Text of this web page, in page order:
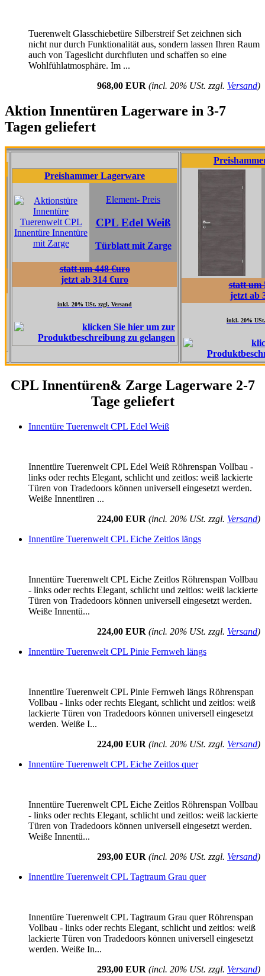
Tuerenwelt Glasschiebetüre Silberstreif Set zeichnen sich
nicht nur durch Funktionalität aus, sondern lassen Ihren Raum
auch von Tageslicht durchfluten und schaffen so eine
Wohlfühlatmosphäre. Im ...
968,00 EUR (incl. 20% USt. zzgl. Versand)
Aktion Innentüren Lagerware in 3-7
Tagen geliefert
Preishammer Lagerware
Element- Preis
CPL Edel Weiß
Türblatt mit Zarge
statt um 448 €uro
jetzt ab 314 €uro
inkl. 20% USt. zzgl. Versand
Preishammer
statt um 517 €uro
jetzt ab 362 €uro
inkl. 20% USt. zzgl. Versand
CPL Innentüren& Zarge Lagerware 2-7
Tage geliefert
Innentüre Tuerenwelt CPL Edel Weiß
Innentüre Tuerenwelt CPL Edel Weiß Röhrenspan Vollbau -
links oder rechts Elegant, schlicht und zeitlos: weiß lackierte
Türen von Tradedoors können universell eingesetzt werden.
Weiße Innentüren ...
224,00 EUR (incl. 20% USt. zzgl. Versand)
Innentüre Tuerenwelt CPL Eiche Zeitlos längs
Innentüre Tuerenwelt CPL Eiche Zeitlos Röhrenspan Vollbau
- links oder rechts Elegant, schlicht und zeitlos: weiß lackierte
Türen von Tradedoors können universell eingesetzt werden.
Weiße Innentü...
224,00 EUR (incl. 20% USt. zzgl. Versand)
Innentüre Tuerenwelt CPL Pinie Fernweh längs
Innentüre Tuerenwelt CPL Pinie Fernweh längs Röhrenspan
Vollbau - links oder rechts Elegant, schlicht und zeitlos: weiß
lackierte Türen von Tradedoors können universell eingesetzt
werden. Weiße I...
224,00 EUR (incl. 20% USt. zzgl. Versand)
Innentüre Tuerenwelt CPL Eiche Zeitlos quer
Innentüre Tuerenwelt CPL Eiche Zeitlos Röhrenspan Vollbau
- links oder rechts Elegant, schlicht und zeitlos: weiß lackierte
Türen von Tradedoors können universell eingesetzt werden.
Weiße Innentü...
293,00 EUR (incl. 20% USt. zzgl. Versand)
Innentüre Tuerenwelt CPL Tagtraum Grau quer
Innentüre Tuerenwelt CPL Tagtraum Grau quer Röhrenspan
Vollbau - links oder rechts Elegant, schlicht und zeitlos: weiß
lackierte Türen von Tradedoors können universell eingesetzt
werden. Weiße In...
293,00 EUR (incl. 20% USt. zzgl. Versand)